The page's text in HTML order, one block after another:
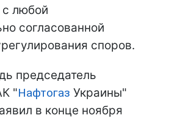
с любой
согласованной
споров.
председатель
"Нафтогаз Украины"
в конце ноября